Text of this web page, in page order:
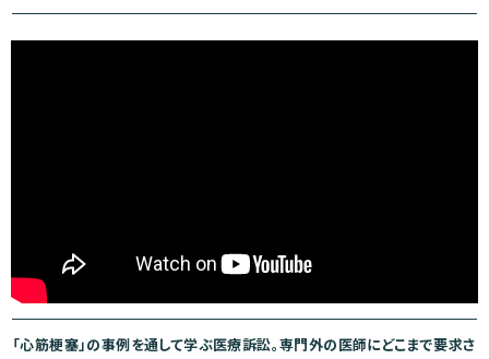
「心筋梗塞」の事例を通して学ぶ医療訴訟。専門外の医師にどこまで要求さ